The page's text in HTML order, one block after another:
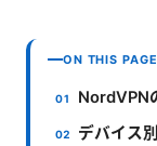
ON THIS PAGE
NordVPN
デバイス